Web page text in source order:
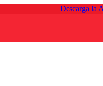
Descarga la